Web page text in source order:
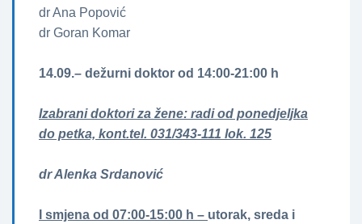
dr Ana Popović
dr Goran Komar
14.09.– dežurni doktor od 14:00-21:00 h
Izabrani doktori za žene­­: radi od ponedjeljka
do petka, kont.tel. 031/343-111 lok. 125
dr Alenka Srdanović
I smjena od 07:00-15:00 h – utorak, sreda i